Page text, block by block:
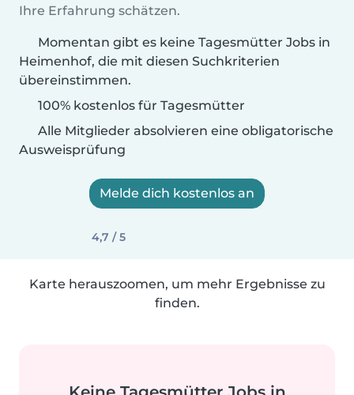
Ihre Erfahrung schätzen.
Momentan gibt es keine Tagesmütter Jobs in
Heimenhof, die mit diesen Suchkriterien
übereinstimmen.
100% kostenlos für Tagesmütter
Alle Mitglieder absolvieren eine obligatorische
Ausweisprüfung
Melde dich kostenlos an
4,7 / 5
Karte herauszoomen, um mehr Ergebnisse zu
finden.